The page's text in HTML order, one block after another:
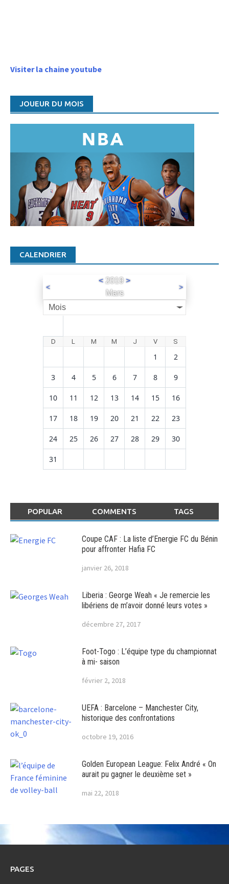
Visiter la chaine youtube
JOUEUR DU MOIS
CALENDRIER
<
< 2019 >
Mars
>
Mois
D L M M J V S
1 2
3 4 5 6 7 8 9
10 11 12 13 14 15 16
17 18 19 20 21 22 23
24 25 26 27 28 29 30
31
POPULAR COMMENTS TAGS
Coupe CAF : La liste d’Energie FC du Bénin
pour affronter Hafia FC
janvier 26, 2018
Liberia : George Weah « Je remercie les
libériens de m’avoir donné leurs votes »
décembre 27, 2017
Foot-Togo : L’équipe type du championnat
à mi- saison
février 2, 2018
UEFA : Barcelone – Manchester City,
historique des confrontations
octobre 19, 2016
Golden European League: Felix André « On
aurait pu gagner le deuxième set »
mai 22, 2018
PAGES